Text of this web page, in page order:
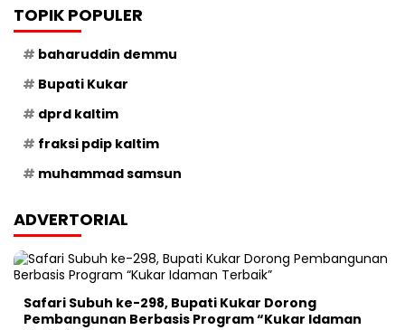
TOPIK POPULER
baharuddin demmu
Bupati Kukar
dprd kaltim
fraksi pdip kaltim
muhammad samsun
ADVERTORIAL
Safari Subuh ke-298, Bupati Kukar Dorong
Pembangunan Berbasis Program “Kukar Idaman